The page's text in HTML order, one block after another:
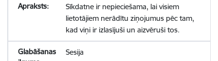
Sīkdatne ir nepieciešama, lai visiem
lietotājiem nerādītu ziņojumus pēc tam,
kad viņi ir izlasījuši un aizvēruši tos.
Sesija